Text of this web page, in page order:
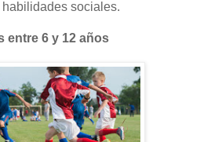
sociales.
entre 6 y 12 años